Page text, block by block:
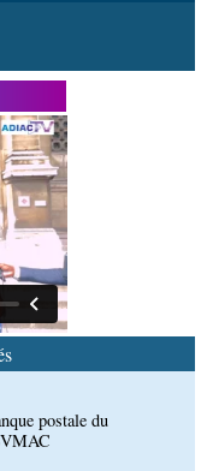
formés à
des
pays
postale du
la